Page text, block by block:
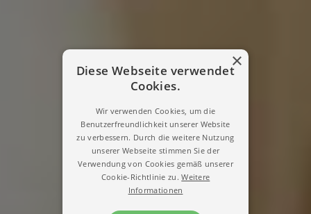
Diese Webseite verwendet
Cookies.
Wir verwenden Cookies, um die
Benutzerfreundlichkeit unserer Website
zu verbessern. Durch die weitere Nutzung
unserer Webseite stimmen Sie der
Verwendung von Cookies gemäß unserer
Cookie-Richtlinie zu.Weitere
Informationen
×